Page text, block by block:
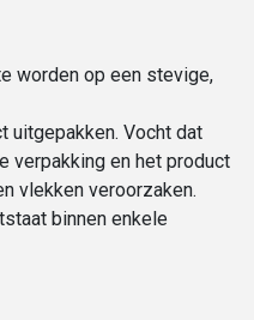
worden op een stevige,
uitgepakken. Vocht dat
verpakking en het product
vlekken veroorzaken.
binnen enkele